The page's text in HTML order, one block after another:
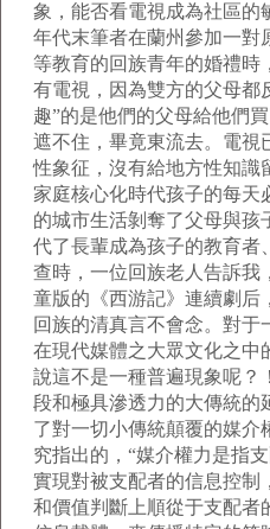
象，能否看電視成為社區的
年代末筆者在蘭州參加一對
等教育的回族青年的婚禮時
有電視，因為雙方的父母都
趣”的是他們的父母給他們
遮不住，畢竟東流去。電視
性象征，沒有給地方性知識
家庭核心化時代孩子的每天
的城市生活剝奪了父母與孩
代了長輩成為孩子的教育者
查時，一位回族老人告訴我
童版的《西游記》連續劇后
回族的清真言不會念。對于
在現代媒體之大眾文化之中
說這不是一種普遍現象呢？
段和極具滲透力的大傳統的
了對一切小傳統顛覆的媒介
究指出的，“媒介權力是指
實現對被支配者的信息控制
和價值判斷上順從于支配者